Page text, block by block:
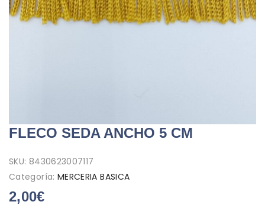
FLECO SEDA ANCHO 5 CM
SKU: 8430623007117
Categoría: MERCERIA BASICA
2,00€